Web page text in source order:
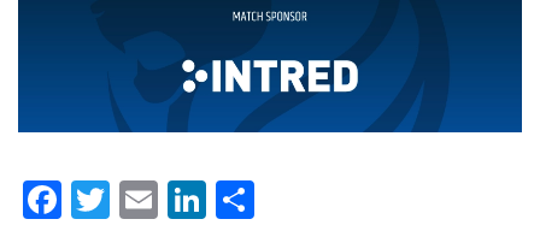
Facebook
Twitter
EmailLinkedIn